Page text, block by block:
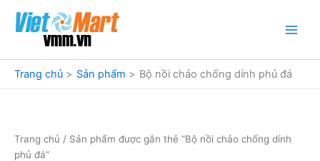
dung
Trang chủ
Sản phẩm Bộ nồi chảo chống dính phủ đá
Trang chủ / Sản phẩm được gắn thẻ “Bộ nồi chảo chống dính
phủ đá”